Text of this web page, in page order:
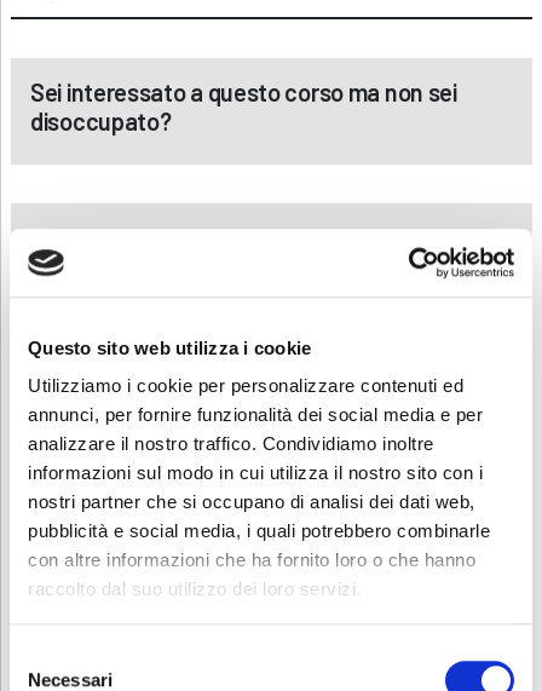
Questo sito web utilizza i cookie
Utilizziamo i cookie per personalizzare contenuti ed
annunci, per fornire funzionalità dei social media e per
analizzare il nostro traffico. Condividiamo inoltre
informazioni sul modo in cui utilizza il nostro sito con i
nostri partner che si occupano di analisi dei dati web,
pubblicità e social media, i quali potrebbero combinarle
con altre informazioni che ha fornito loro o che hanno
raccolto dal suo utilizzo dei loro servizi.
delNecessari
Sei interessato a questo corso ma non sei
disoccupato?
Contattaci, saremo lieti di presentarti la
nostra offerta formativa dedicata.
Contatti
Per avere ulteriori informazioni sul corso non esitate a contattarci
Scarica e condividi la locandina